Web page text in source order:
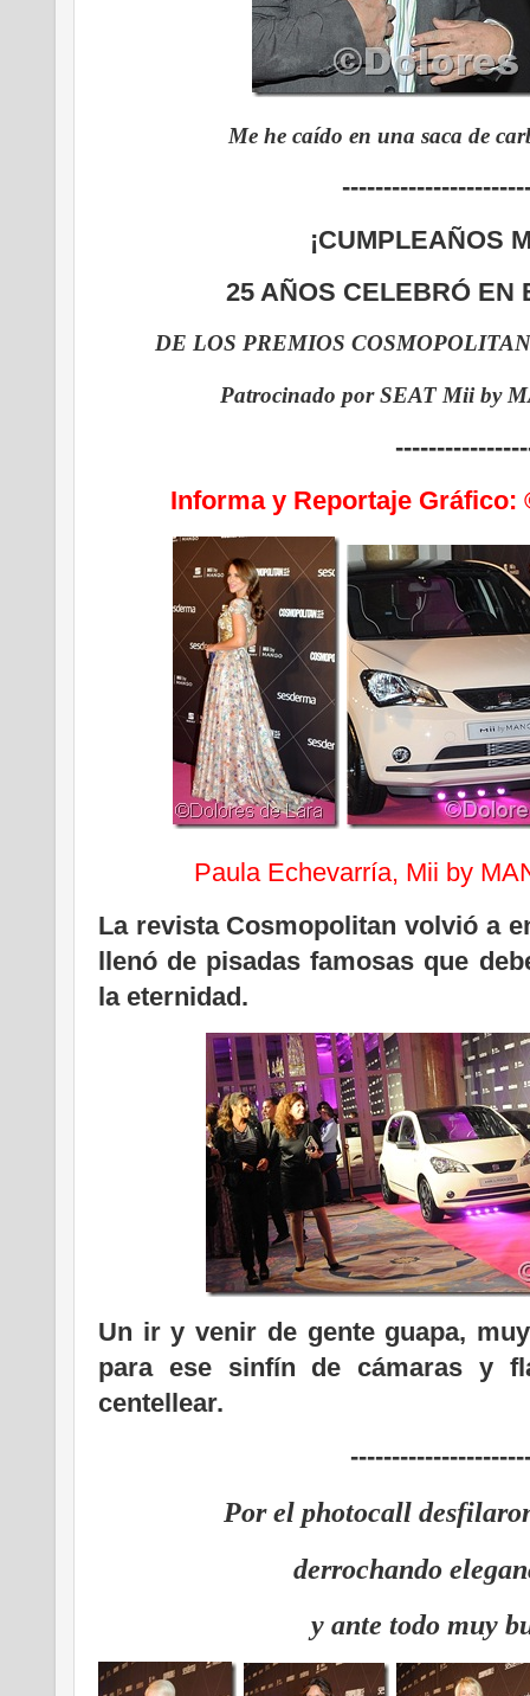
Me he caído en una saca de
¡CUMPLEAÑOS
25 AÑOS CELEBRÓ EN
DE LOS PREMIOS COSMOPOLITAN
Patrocinado por SEAT Mii by
Informa y Reportaje Gráfico:
Paula Echevarría, Mii by
La revista Cosmopolitan volvió a
llenó de pisadas famosas que
la eternidad.
Un ir y venir de gente guapa,
para ese sinfín de cámaras y
centellear.
Por el photocall
derrochando
y ante todo muy